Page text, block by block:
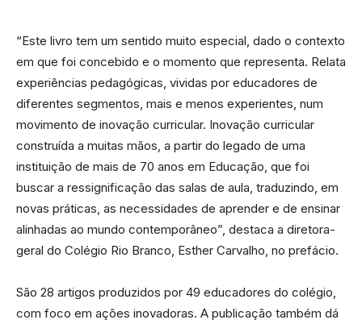
“Este livro tem um sentido muito especial, dado o contexto
em que foi concebido e o momento que representa. Relata
experiências pedagógicas, vividas por educadores de
diferentes segmentos, mais e menos experientes, num
movimento de inovação curricular. Inovação curricular
construída a muitas mãos, a partir do legado de uma
instituição de mais de 70 anos em Educação, que foi
buscar a ressignificação das salas de aula, traduzindo, em
novas práticas, as necessidades de aprender e de ensinar
alinhadas ao mundo contemporâneo”, destaca a diretora-
geral do Colégio Rio Branco, Esther Carvalho, no prefácio.
São 28 artigos produzidos por 49 educadores do colégio,
com foco em ações inovadoras. A publicação também dá